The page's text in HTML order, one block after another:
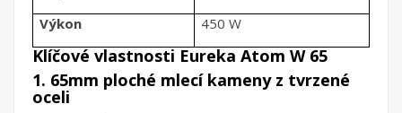
Výkon
450 W
Klíčové vlastnosti Eureka Atom W 65
1. 65mm ploché mlecí kameny z tvrzené
oceli